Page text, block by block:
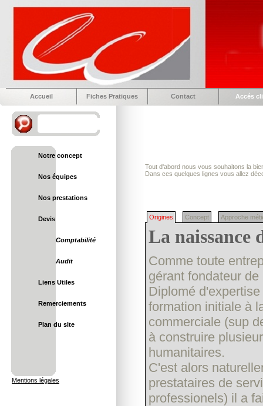
Accueil Fiches Pratiques Contact Accés
Notre concept
Nos équipes
Nos prestations
Devis
Comptabilité
Audit
Liens Utiles
Remerciements
Plan du site
Mentions légales
Tout d'abord nous vous souhaitons la
Dans ces quelques lignes vous allez
Origines Concept Approche
La naissance
Comme toute
gérant fondateur
Diplomé
formation initiale à
commerciale (sup
à construire
humanitaires.
C'est alors
prestataires de
professionels) il a